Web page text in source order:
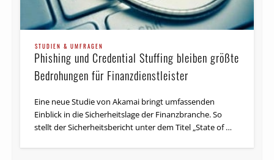
STUDIEN & UMFRAGEN
Phishing und Credential Stuffing bleiben größte
Bedrohungen für Finanzdienstleister
Eine neue Studie von Akamai bringt umfassenden
Einblick in die Sicherheitslage der Finanzbranche. So
stellt der Sicherheitsbericht unter dem Titel „State of …